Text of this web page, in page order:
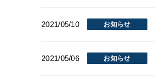
2021/05/10 お知らせ
2021/05/06 お知らせ